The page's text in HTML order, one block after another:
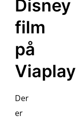
Disney
film
på
Viaplay
Der
er